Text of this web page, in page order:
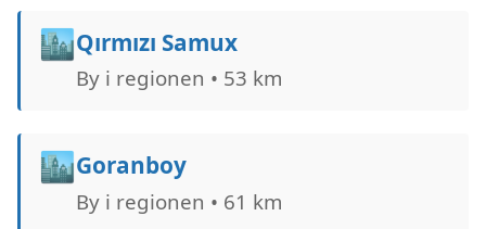
🏙️Qırmızı Samux
By i regionen • 53 km
🏙️Goranboy
By i regionen • 61 km